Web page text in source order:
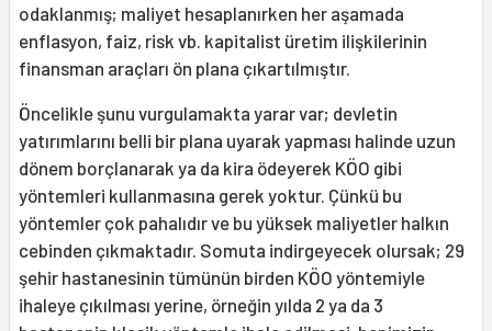
odaklanmış; maliyet hesaplanırken her aşamada
enflasyon, faiz, risk vb. kapitalist üretim ilişkilerinin
finansman araçları ön plana çıkartılmıştır.
Öncelikle şunu vurgulamakta yarar var; devletin
yatırımlarını belli bir plana uyarak yapması halinde uzun
dönem borçlanarak ya da kira ödeyerek KÖO gibi
yöntemleri kullanmasına gerek yoktur. Çünkü bu
yöntemler çok pahalıdır ve bu yüksek maliyetler halkın
cebinden çıkmaktadır. Somuta indirgeyecek olursak; 29
şehir hastanesinin tümünün birden KÖO yöntemiyle
ihaleye çıkılması yerine, örneğin yılda 2 ya da 3